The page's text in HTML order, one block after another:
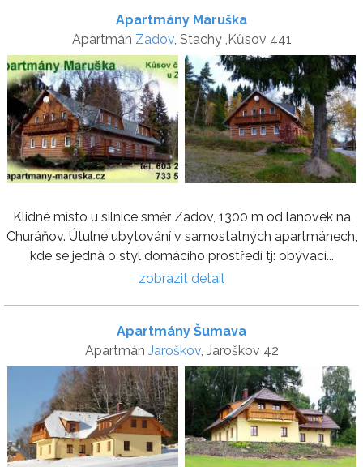
Apartmány Maruška
Apartmán Zadov, Stachy ,Kůsov 441
Klidné místo u silnice směr Zadov, 1300 m od lanovek na
Churáňov. Útulné ubytování v samostatných apartmánech,
kde se jedná o styl domácího prostředí tj: obývací...
zobrazit detail
Apartmány Šumava
Apartmán Jaroškov, Jaroškov 42